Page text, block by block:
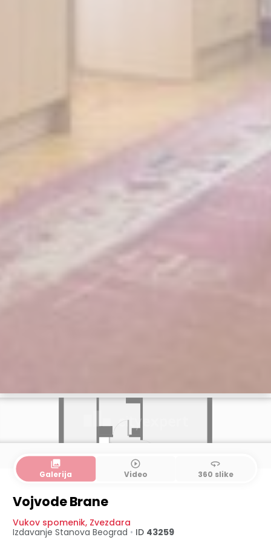
collections
Galerija
play_circle_outline
Video
360
360 slike
Vojvode Brane
Vukov spomenik, Zvezdara
Izdavanje Stanova Beograd • ID 43259